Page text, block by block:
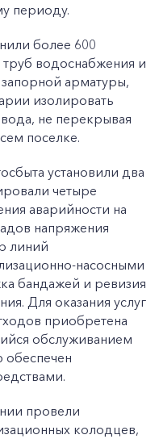
периоду.
более 600
водоснабжения и
арматуры,
изолировать
не перекрывая
поселке.
установили два
четыре
аварийности на
напряжения
линий
насосными
бандажей и ревизия
Для оказания услуг
приобретена
обслуживанием
обеспечен
провели
колодцев,